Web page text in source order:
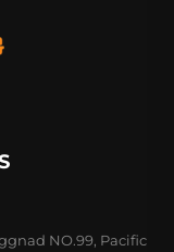
NO.99, Pacific